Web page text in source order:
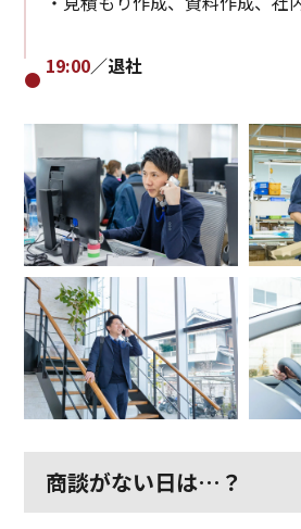
19:00／退社
商談がない日は…？